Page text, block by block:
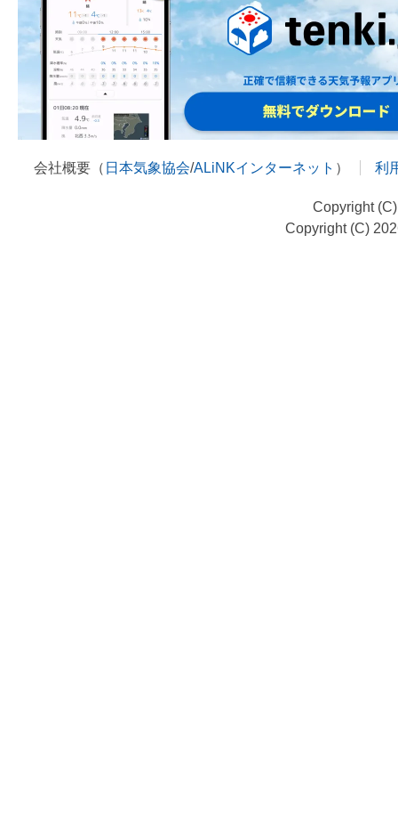
会社概要（ 日本気象協会/ALiNKインターネット ） 利
Copyright
Copyright (C)